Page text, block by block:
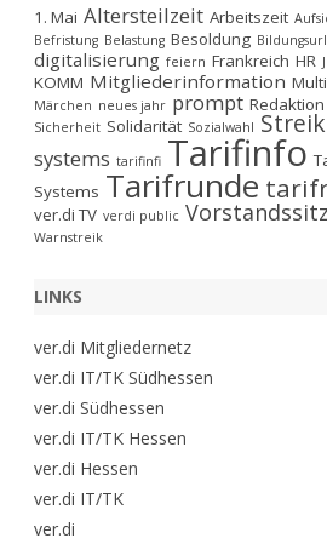
1. Mai Altersteilzeit Arbeitszeit
Befristung Belastung Besoldung
digitalisierung feiern Frankreich HR
KOMM Mitgliederinformation
Märchen neues jahr prompt Redaktion
Sicherheit Solidarität Sozialwahl Streik
systems tarifinfi Tarifinfo
Systems Tarifrunde
ver.di TV verdi public
Warnstreik
LINKS
ver.di Mitgliedernetz
ver.di IT/TK Südhessen
ver.di Südhessen
ver.di IT/TK Hessen
ver.di Hessen
ver.di IT/TK
ver.di